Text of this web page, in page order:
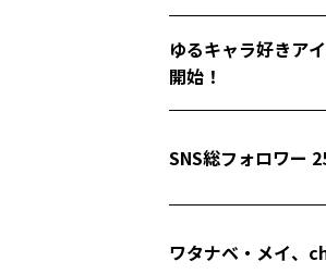
ゆるキャラ好きア
開始！
SNS総フォロワー
ワタナベ・メイ、